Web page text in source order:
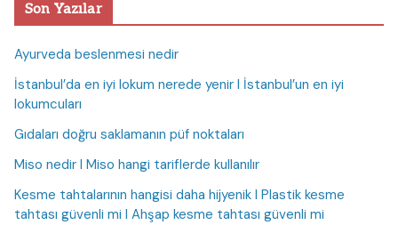
Son Yazılar
Ayurveda beslenmesi nedir
İstanbul’da en iyi lokum nerede yenir I İstanbul’un en iyi
lokumcuları
Gıdaları doğru saklamanın püf noktaları
Miso nedir I Miso hangi tariflerde kullanılır
Kesme tahtalarının hangisi daha hijyenik I Plastik kesme
tahtası güvenli mi I Ahşap kesme tahtası güvenli mi